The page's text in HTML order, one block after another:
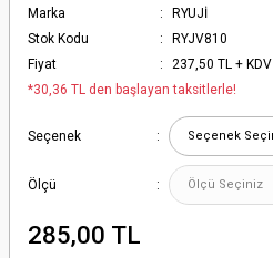
Marka
RYUJİ
Stok Kodu
RYJV810
Fiyat
237,50 TL + KDV
*30,36 TL den başlayan taksitlerle!
Seçenek
Ölçü
285,00 TL